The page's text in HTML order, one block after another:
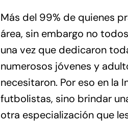
Más del 99% de quienes
área, sin embargo no
una vez que dedicaron
numerosos jóvenes y
necesitaron. Por eso en
futbolistas, sino brindar
otra especialización que